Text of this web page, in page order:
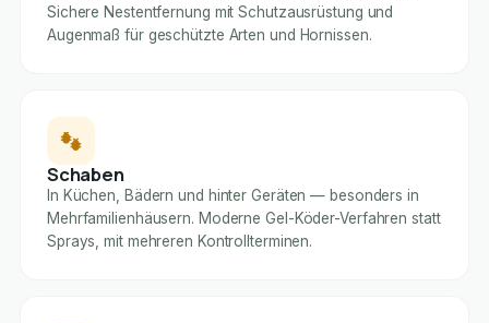
Sichere Nestentfernung mit Schutzausrüstung und
Augenmaß für geschützte Arten und Hornissen.
Schaben
In Küchen, Bädern und hinter Geräten — besonders in
Mehrfamilienhäusern. Moderne Gel-Köder-Verfahren statt
Sprays, mit mehreren Kontrollterminen.